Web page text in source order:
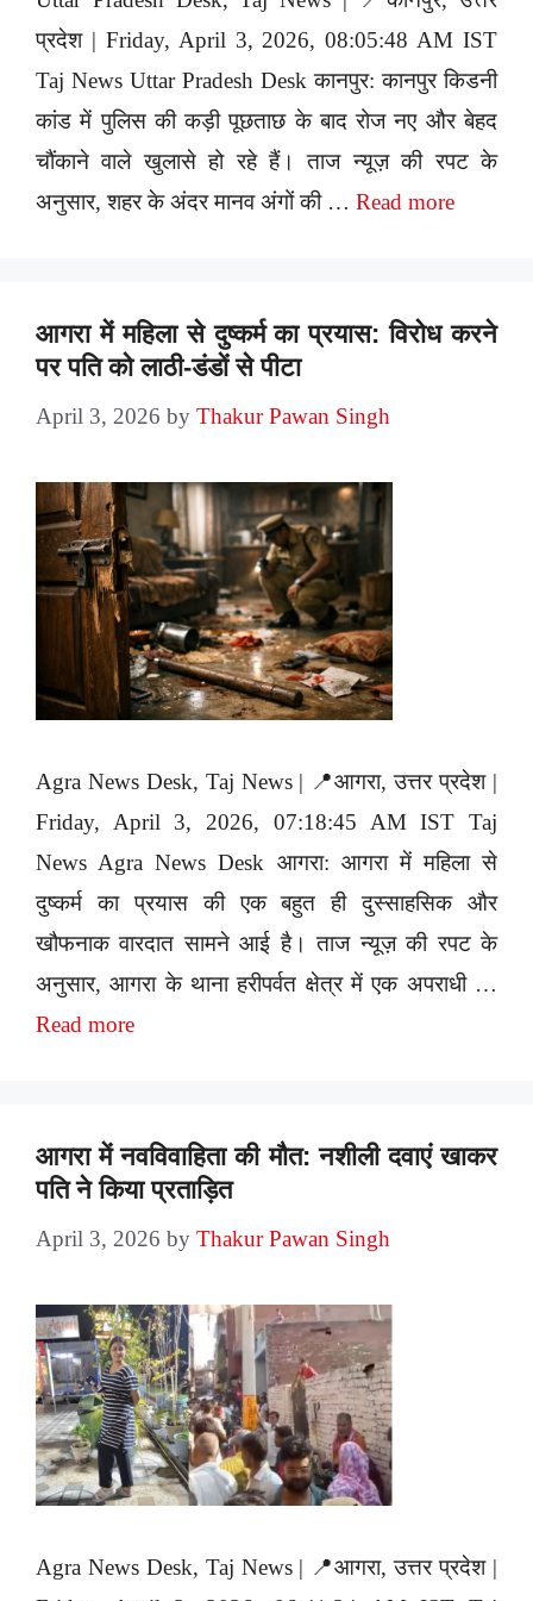
प्रदेश | Friday, April 3, 2026, 08:05:48 AM IST
Taj News Uttar Pradesh Desk कानपुर: कानपुर किडनी
कांड में पुलिस की कड़ी पूछताछ के बाद रोज नए और बेहद
चौंकाने वाले खुलासे हो रहे हैं। ताज न्यूज़ की रपट के
अनुसार, शहर के अंदर मानव अंगों की … Read more
आगरा में महिला से दुष्कर्म का प्रयास: विरोध करने
पर पति को लाठी-डंडों से पीटा
April 3, 2026 by Thakur Pawan Singh
Agra News Desk, Taj News | 📍आगरा, उत्तर प्रदेश |
Friday, April 3, 2026, 07:18:45 AM IST Taj
News Agra News Desk आगरा: आगरा में महिला से
दुष्कर्म का प्रयास की एक बहुत ही दुस्साहसिक और
खौफनाक वारदात सामने आई है। ताज न्यूज़ की रपट के
अनुसार, आगरा के थाना हरीपर्वत क्षेत्र में एक अपराधी …
Read more
आगरा में नवविवाहिता की मौत: नशीली दवाएं खाकर
पति ने किया प्रताड़ित
April 3, 2026 by Thakur Pawan Singh
Agra News Desk, Taj News | 📍आगरा, उत्तर प्रदेश |